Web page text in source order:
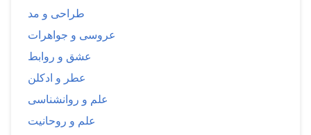
طراحی و مد
عروسی و جواهرات
عشق و روابط
عطر و ادکلن
علم و روانشناسی
علم و روحانیت